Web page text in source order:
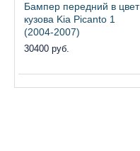
Бампер передний в цвет
кузова Kia Picanto 1
(2004-2007)
30400 руб.